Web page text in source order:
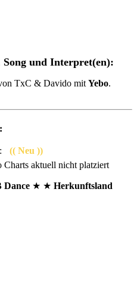
und Interpret(en):
TxC & Davido mit Yebo.
:
(( Neu ))
aktuell nicht platziert
Dance ★ ★ Herkunftsland